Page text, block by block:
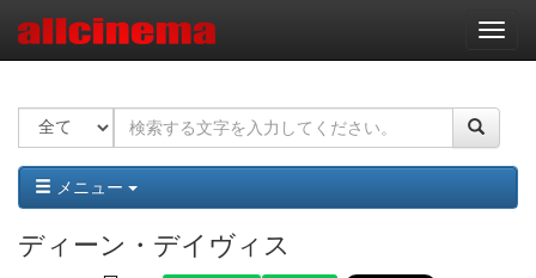
ナ
ビ
ー
ョ
ン
メニュー
ディーン・デイヴィス